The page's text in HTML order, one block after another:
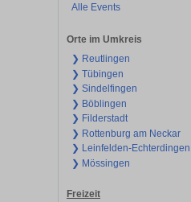
Alle Events
Orte im Umkreis
❯ Reutlingen
❯ Tübingen
❯ Sindelfingen
❯ Böblingen
❯ Filderstadt
❯ Rottenburg am Neckar
❯ Leinfelden-Echterdingen
❯ Mössingen
Freizeit